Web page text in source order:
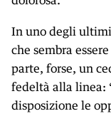
In uno degli
che sembra
parte, forse, un
fedeltà alla linea:
disposizione le